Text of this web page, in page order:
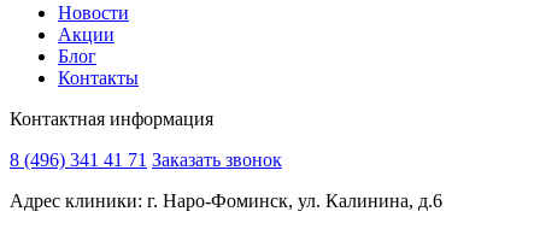
Новости
Акции
Блог
Контакты
Контактная информация
8 (496) 341 41 71 Заказать звонок
Адрес клиники: г. Наро-Фоминск, ул. Калинина, д.6